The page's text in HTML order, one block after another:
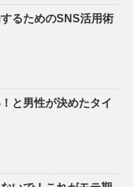
るためのSNS活用術
と男性が決めたタイ